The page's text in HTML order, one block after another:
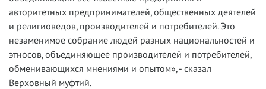
авторитетных предпринимателей, общественных деятелей
и религиоведов, производителей и потребителей. Это
незаменимое собрание людей разных национальностей и
этносов, объединяющее производителей и потребителей,
обменивающихся мнениями и опытом», - сказал
Верховный муфтий.